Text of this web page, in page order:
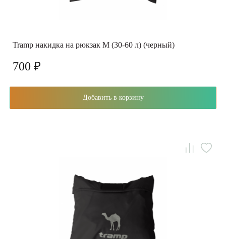
Tramp накидка на рюкзак M (30-60 л) (черный)
700 ₽
Добавить в корзину